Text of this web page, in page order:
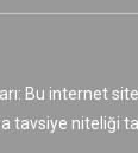
Bu internet
tavsiye niteliği